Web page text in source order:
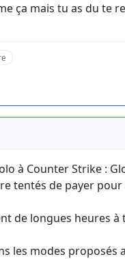
ça mais tu as du te
à Counter Strike :
tentés de payer pour
de longues heures
les modes proposés